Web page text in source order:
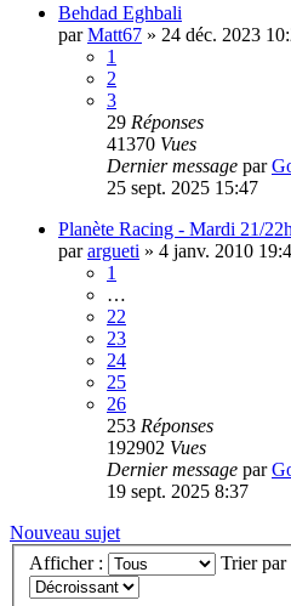
Behdad Eghbali
parMatt67 » 24 déc. 2023
1
2
3
29 Réponses
41370 Vues
Dernier message par
25 sept. 2025 15:47
Planète Racing - Mardi 21/
parargueti » 4 janv. 2010
1
…
22
23
24
25
26
253 Réponses
192902 Vues
Dernier message par
19 sept. 2025 8:37
Nouveau sujet
Afficher :
Trier par